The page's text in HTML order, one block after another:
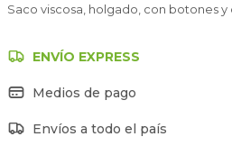
Saco viscosa, holgado, con botones y
ENVÍO EXPRESS
Medios de pago
Envíos a todo el país